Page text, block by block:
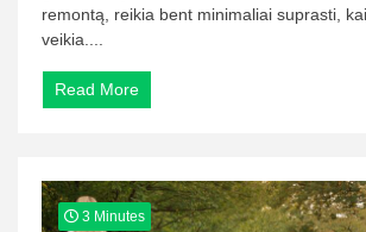
remontą, reikia bent minimaliai suprasti,
veikia....
Read More
3 Minutes